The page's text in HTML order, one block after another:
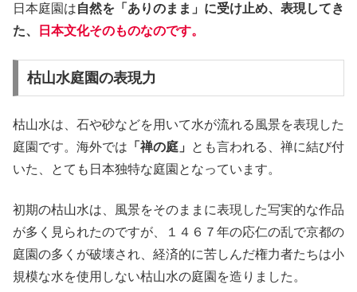
日本庭園は自然を「ありのまま」に受け止め、表現してき
た、
日本文化そのものなのです。
枯山水庭園の表現力
枯山水は、石や砂などを用いて水が流れる風景を表現した
庭園です。海外では 「禅の庭」
とも言われる、禅に結び付
いた、とても日本独特な庭園となっています。
初期の枯山水は、風景をそのままに表現した写実的な作品
が多く見られたのですが、１４６７年の応仁の乱で京都の
庭園の多くが破壊され、経済的に苦しんだ権力者たちは小
規模な水を使用しない枯山水の庭園を造りました。